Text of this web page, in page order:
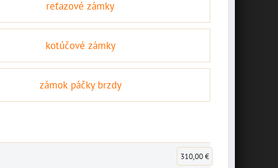
reťazové zámky
kotúčové zámky
zámok páčky brzdy
310,00 €